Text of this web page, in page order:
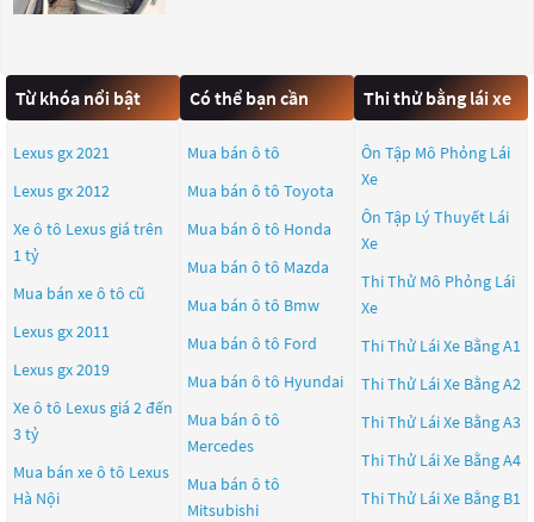
Từ khóa nổi bật
Lexus gx 2021
Lexus gx 2012
Xe ô tô Lexus giá trên
1 tỷ
Mua bán xe ô tô cũ
Lexus gx 2011
Lexus gx 2019
Xe ô tô Lexus giá 2 đến
3 tỷ
Mua bán xe ô tô Lexus
Hà Nội
Có thể bạn cần
Mua bán ô tô
Mua bán ô tô Toyota
Mua bán ô tô Honda
Mua bán ô tô Mazda
Mua bán ô tô Bmw
Mua bán ô tô Ford
Mua bán ô tô Hyundai
Mua bán ô tô
Mercedes
Mua bán ô tô
Mitsubishi
Thi thử bằng lái xe
Ôn Tập Mô Phỏng Lái
Xe
Ôn Tập Lý Thuyết Lái
Xe
Thi Thử Mô Phỏng Lái
Xe
Thi Thử Lái Xe Bằng A1
Thi Thử Lái Xe Bằng A2
Thi Thử Lái Xe Bằng A3
Thi Thử Lái Xe Bằng A4
Thi Thử Lái Xe Bằng B1